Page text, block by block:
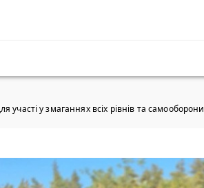
участі у змаганнях всіх рівнів та самооборони